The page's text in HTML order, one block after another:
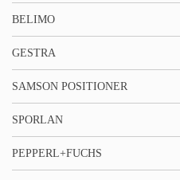
BELIMO
GESTRA
SAMSON POSITIONER
SPORLAN
PEPPERL+FUCHS